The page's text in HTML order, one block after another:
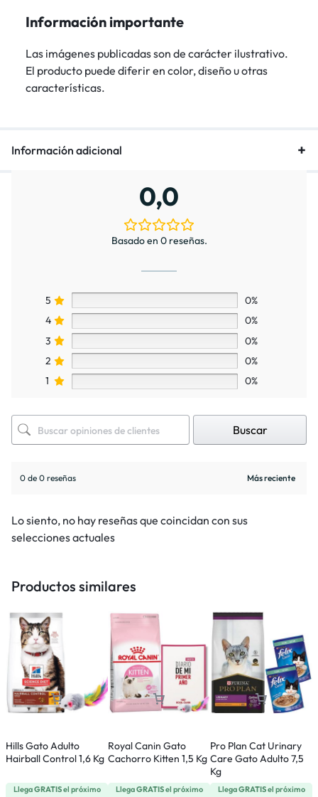
Información importante
Las imágenes publicadas son de carácter ilustrativo.
El producto puede diferir en color, diseño u otras
características.
Información adicional
0,0
Basado en 0 reseñas.
5
0%
4
0%
3
0%
2
0%
1
0%
Buscar
0 de 0 reseñas
Lo siento, no hay reseñas que coincidan con sus
selecciones actuales
Productos similares
Hills Gato Adulto
Hairball Control 1,6 Kg
LlegaGRATISel próximo
Royal Canin Gato
Cachorro Kitten 1,5 Kg
LlegaGRATISel próximo
Pro Plan Cat Urinary
Care Gato Adulto 7,5
Kg
LlegaGRATISel próximo